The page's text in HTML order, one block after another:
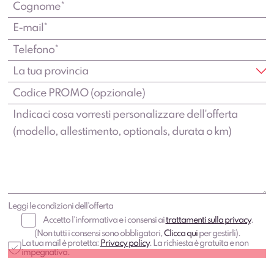
Leggi le condizioni dell'offerta
Accetto l'informativa e i consensi aitrattamenti sulla privacy.
(Non tutti i consensi sono obbligatori,Clicca quiper gestirli).
La tua mail è protetta: Privacy policy. La richiesta è gratuita e non
impegnativa.